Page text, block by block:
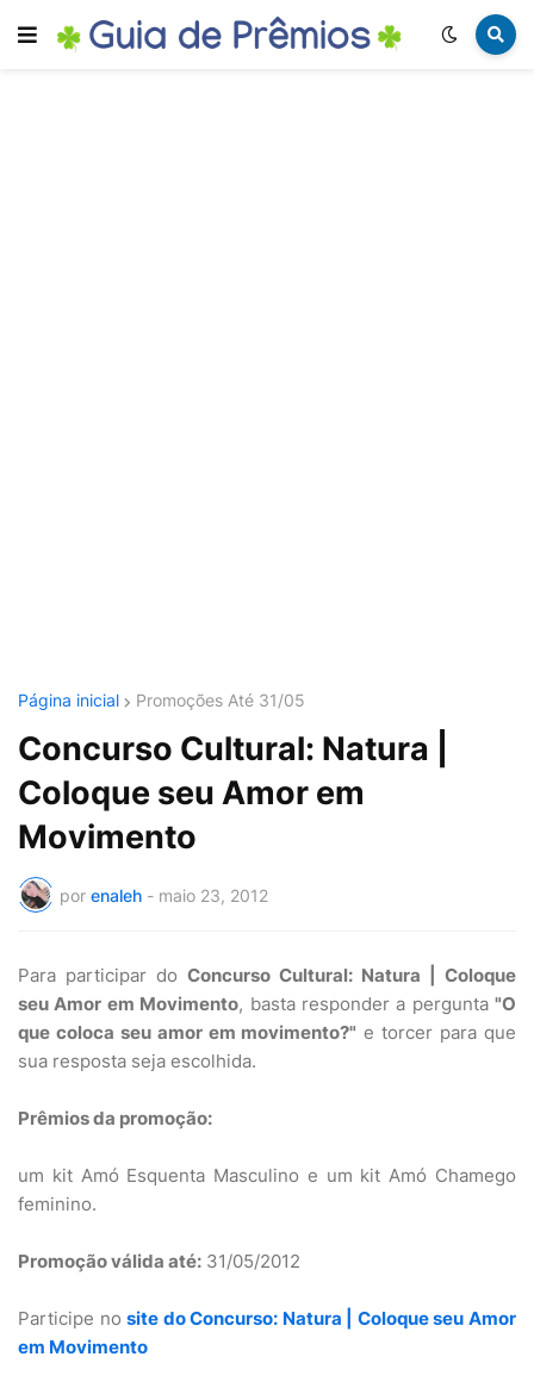
Página inicial Promoções Até 31/05
Concurso Cultural: Natura |
Coloque seu Amor em
Movimento
por enaleh - maio 23, 2012
Para participar do Concurso Cultural: Natura | Coloque
seu Amor em Movimento, basta responder a pergunta "O
que coloca seu amor em movimento?" e torcer para que
sua resposta seja escolhida.
Prêmios da promoção:
um kit Amó Esquenta Masculino e um kit Amó Chamego
feminino.
Promoção válida até: 31/05/2012
Participe nosite do Concurso: Natura | Coloque seu Amor
em Movimento